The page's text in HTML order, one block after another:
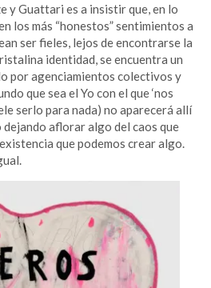
y Guattari es a insistir que, en lo
los más “honestos” sentimientos a
ser fieles, lejos de encontrarse la
identidad, se encuentra un
por agenciamientos colectivos y
que sea el Yo con el que ‘nos
serlo para nada) no aparecerá allí
dejando aflorar algo del caos que
que podemos crear algo.